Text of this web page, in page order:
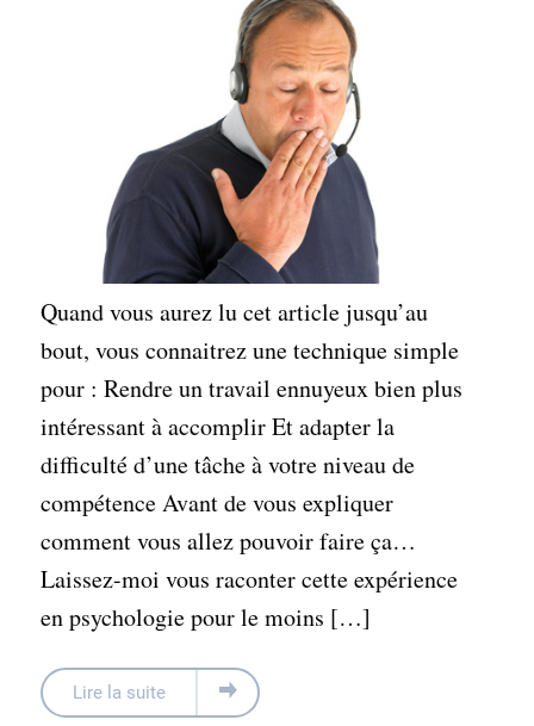
Quand vous aurez lu cet article jusqu’au
bout, vous connaitrez une technique simple
pour : Rendre un travail ennuyeux bien plus
intéressant à accomplir Et adapter la
difficulté d’une tâche à votre niveau de
compétence Avant de vous expliquer
comment vous allez pouvoir faire ça…
Laissez-moi vous raconter cette expérience
en psychologie pour le moins […]
Lire la suite